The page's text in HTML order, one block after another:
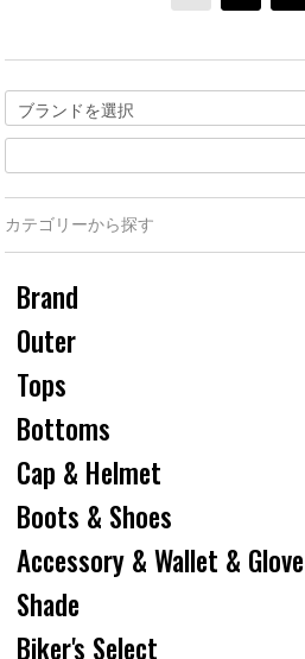
カテゴリーから探す
Brand
Outer
Tops
Bottoms
Cap & Helmet
Boots & Shoes
Accessory & Wallet & Glove
Shade
Biker's Select